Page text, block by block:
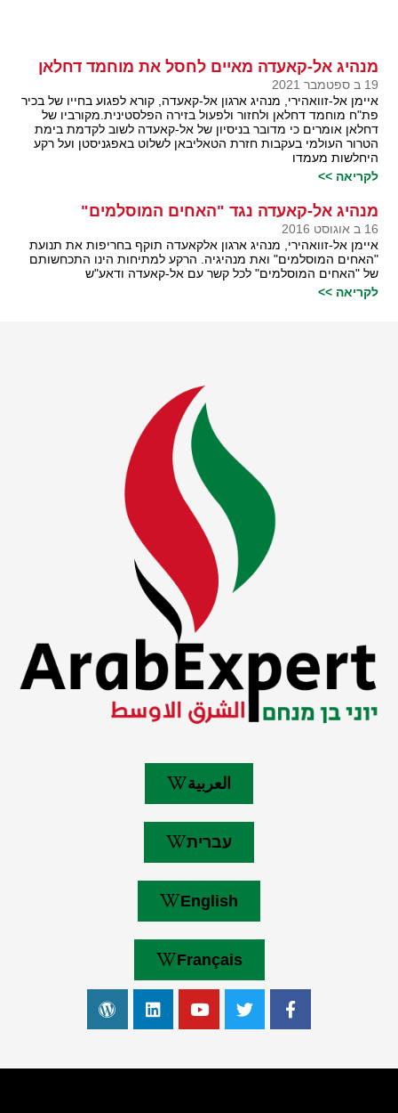
מנהיג אל-קאעדה מאיים לחסל את מוחמד דחלאן
19 ב ספטמבר 2021
איימן אל-זוואהירי, מנהיג ארגון אל-קאעדה, קורא לפגוע בחייו של בכיר
פת"ח מוחמד דחלאן ולחזור ולפעול בזירה הפלסטינית.מקורביו של
דחלאן אומרים כי מדובר בניסיון של אל-קאעדה לשוב לקדמת בימת
הטרור העולמי בעקבות חזרת הטאליבאן לשלוט באפגניסטן ועל רקע
היחלשות מעמדו
לקריאה >>
מנהיג אל-קאעדה נגד "האחים המוסלמים"
16 ב אוגוסט 2016
איימן אל-זוואהירי, מנהיג ארגון אלקאעדה תוקף בחריפות את תנועת
"האחים המוסלמים" ואת מנהיגיה. הרקע למתיחות הינו התכחשותם
של "האחים המוסלמים" לכל קשר עם אל-קאעדה ודאע"ש
לקריאה >>
العربية
עברית
English
Français